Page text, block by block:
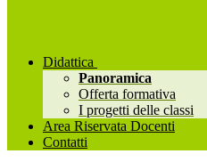
Didattica
Panoramica
Offerta formativa
I progetti delle classi
Area Riservata Docenti
Contatti